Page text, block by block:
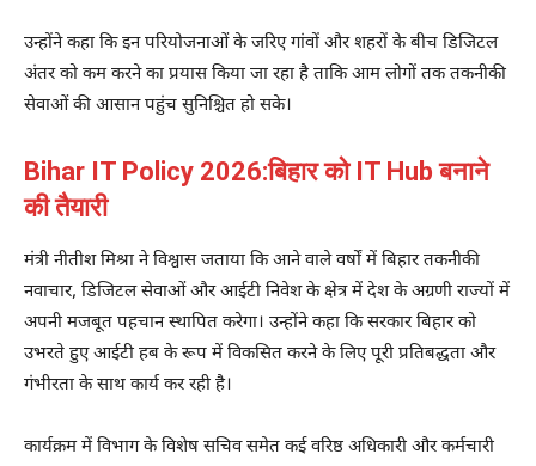
उन्होंने कहा कि इन परियोजनाओं के जरिए गांवों और शहरों के बीच डिजिटल
अंतर को कम करने का प्रयास किया जा रहा है ताकि आम लोगों तक तकनीकी
सेवाओं की आसान पहुंच सुनिश्चित हो सके।
Bihar IT Policy 2026:बिहार को IT Hub बनाने
की तैयारी
मंत्री नीतीश मिश्रा ने विश्वास जताया कि आने वाले वर्षों में बिहार तकनीकी
नवाचार, डिजिटल सेवाओं और आईटी निवेश के क्षेत्र में देश के अग्रणी राज्यों में
अपनी मजबूत पहचान स्थापित करेगा। उन्होंने कहा कि सरकार बिहार को
उभरते हुए आईटी हब के रूप में विकसित करने के लिए पूरी प्रतिबद्धता और
गंभीरता के साथ कार्य कर रही है।
कार्यक्रम में विभाग के विशेष सचिव समेत कई वरिष्ठ अधिकारी और कर्मचारी